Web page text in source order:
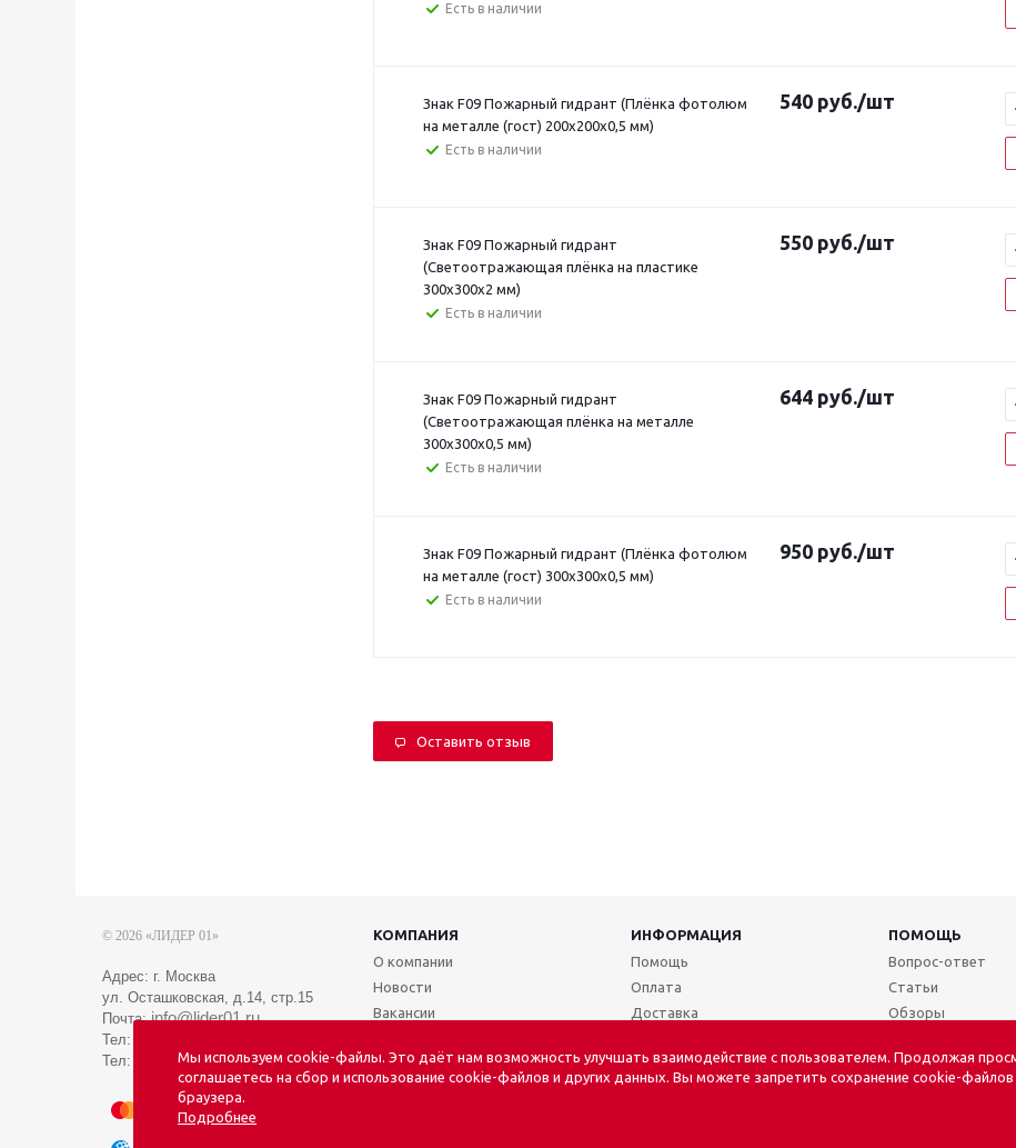
Есть в наличии
Знак F09 Пожарный гидрант (Плёнка фотолюм
на металле (гост) 200х200х0,5 мм)
Есть в наличии
540руб./шт
Знак F09 Пожарный гидрант
(Светоотражающая плёнка на пластике
300х300х2 мм)
Есть в наличии
550руб./шт
Знак F09 Пожарный гидрант
(Светоотражающая плёнка на металле
300х300х0,5 мм)
Есть в наличии
644руб./шт
Знак F09 Пожарный гидрант (Плёнка фотолюм
на металле (гост) 300х300х0,5 мм)
Есть в наличии
950руб./шт
Оставить отзыв
© 2026 «ЛИДЕР 01»
Адрес: г. Москва
ул. Осташковская, д.14, стр.15
Почта:info@lider01.ru
Тел:
Тел: 8 (969) 046-01-01
КОМПАНИЯ ИНФОРМАЦИЯ
ПОМОЩЬ
О компании
Новости
Вакансии
Помощь
Оплата
Доставка
Согласие на обработку данных
Политика в отношении обработки
Вопрос-ответ
Статьи
Обзоры
Мы используем cookie-файлы. Это даёт нам возможность улучшать взаимодействие с пользователем. Продолжая
соглашаетесь на сбор и использование cookie-файлов и других данных. Вы можете запретить сохранение cookie-файлов
браузера.
Подробнее